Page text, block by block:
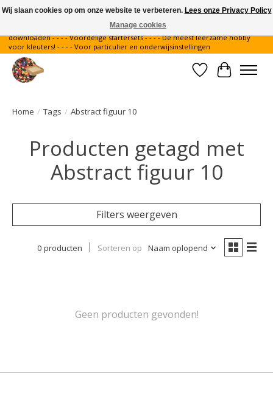
Gratis verzending binnen Nederland - - - - Legvoorbeelden gratis te
downloaden - - - - Voordelige startersets - - - - De meest leerzame hobby
voor kleuters! - - - - Voor particulier en onderwijsinstellingen
Verlanglijst
Home / Tags / Abstract figuur 10
Producten getagd met
Abstract figuur 10
Filters weergeven
0 producten Sorteren op Naam oplopend
Geen producten gevonden!
Wij slaan cookies op om onze website te verbeteren. Lees onze Privacy Policy
Manage cookies